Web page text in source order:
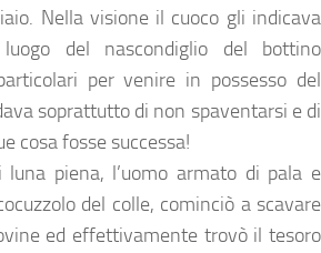
Nella visione il cuoco gli indicava
del nascondiglio del bottino
per venire in possesso del
soprattutto di non spaventarsi e di
cosa fosse successa!
piena, l’uomo armato di pala e
del colle, cominciò a scavare
ed effettivamente trovò il tesoro